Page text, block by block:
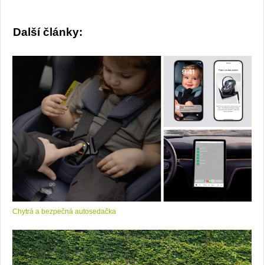
Další články:
Chytrá a bezpečná autosedačka